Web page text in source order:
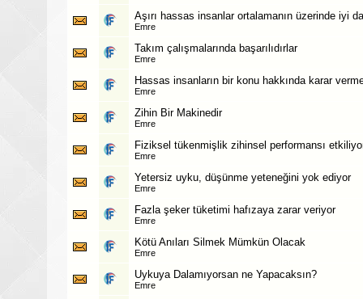
Aşırı hassas insanlar ortalamanın üzerinde iyi
Emre
Takım çalışmalarında başarılıdırlar
Emre
Hassas insanların bir konu hakkında karar
Emre
Zihin Bir Makinedir
Emre
Fiziksel tükenmişlik zihinsel performansı
Emre
Yetersiz uyku, düşünme yeteneğini yok ediyor
Emre
Fazla şeker tüketimi hafızaya zarar veriyor
Emre
Kötü Anıları Silmek Mümkün Olacak
Emre
Uykuya Dalamıyorsan ne Yapacaksın?
Emre